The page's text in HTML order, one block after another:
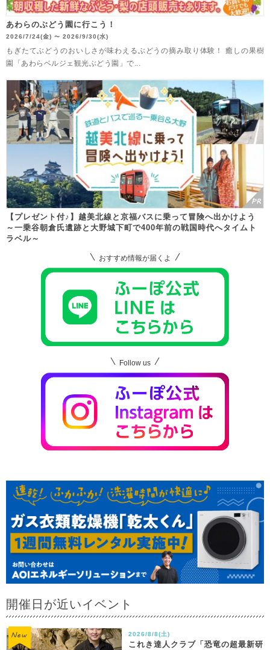
あわらのぶどう園に行こう！
2026/7/24(金) 〜 2026/9/30(水)
もぎたてぶどうのおいしさが味わえるぶどうの摘み取り体験！ 癒しの果樹
園「あわらベルジェ観光ぶどう園」で...
【プレゼント付♪】越美北線と京福バスに乗って冒険へ出かけよう
～一乗谷朝倉氏遺跡と大野城下町で400年前の戦国時代へタイムト
ラベル～
おすすめ情報が届くよ
Follow us
開催日が近いイベント
2026/8/8(土)
これき達人クラブ「恐竜の超最新研